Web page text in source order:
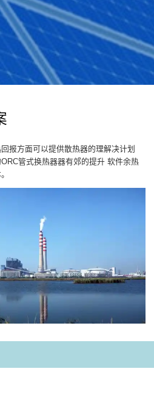
报方面可以提供散热器的理解决计划
管式换热器器有郊的提升 软件余热